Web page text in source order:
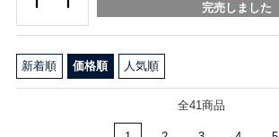
完売しました
新着順 価格順 人気順
全41商品